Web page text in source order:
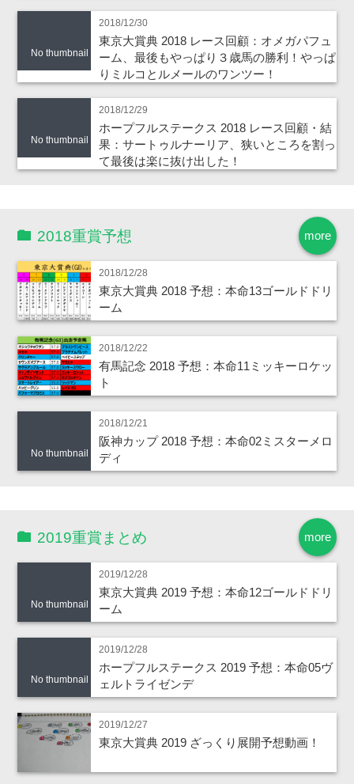
No thumbnail
2018/12/30
東京大賞典 2018 レース回顧：オメガパフュ
ーム、最後もやっぱり３歳馬の勝利！やっぱ
りミルコとルメールのワンツー！
No thumbnail
2018/12/29
ホープフルステークス 2018 レース回顧・結
果：サートゥルナーリア、狭いところを割っ
て最後は楽に抜け出した！
more
2018重賞予想
2018/12/28
東京大賞典 2018 予想：本命13ゴールドドリ
ーム
2018/12/22
有馬記念 2018 予想：本命11ミッキーロケッ
ト
No thumbnail
2018/12/21
阪神カップ 2018 予想：本命02ミスターメロ
ディ
more
2019重賞まとめ
No thumbnail
2019/12/28
東京大賞典 2019 予想：本命12ゴールドドリ
ーム
No thumbnail
2019/12/28
ホープフルステークス 2019 予想：本命05ヴ
ェルトライゼンデ
2019/12/27
東京大賞典 2019 ざっくり展開予想動画！